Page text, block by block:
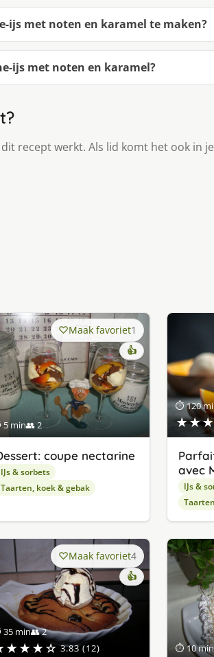
ijs met noten en karamel te maken?
ijs met noten en karamel?
recept werkt. Als lid komt het ook in
min👥 2
Maak favoriet1
👍
coupe nectarine
IJs & sorbets
Taarten, koek & gebak
⏱ 120
avec
IJs &
min👥 2
3.83 (12)
Maak favoriet4
👍
⏱ 10 min